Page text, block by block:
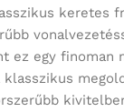
keretes
ez egy finoman
klasszikus